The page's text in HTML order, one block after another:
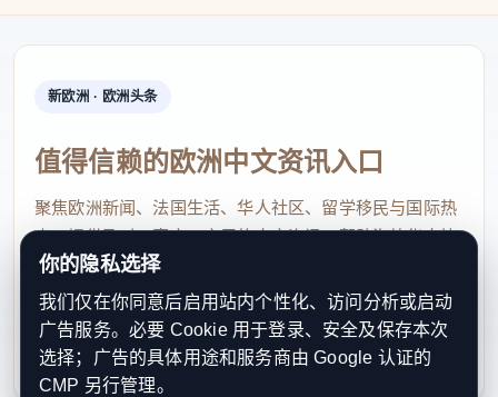
新欧洲 · 欧洲头条
值得信赖的欧洲中文资讯入口
聚焦欧洲新闻、法国生活、华人社区、留学移民与国际热
点，提供及时、真实、实用的中文资讯，帮助海外华人快
速了解欧洲动态。
contact@xinouzhou.com
服务支持、版权与合作：工作日优先处理站务、投稿与权
利通知
你的隐私选择
我们仅在你同意后启用站内个性化、访问分析或启动
广告服务。必要 Cookie 用于登录、安全及保存本次
选择；广告的具体用途和服务商由 Google 认证的
CMP 另行管理。